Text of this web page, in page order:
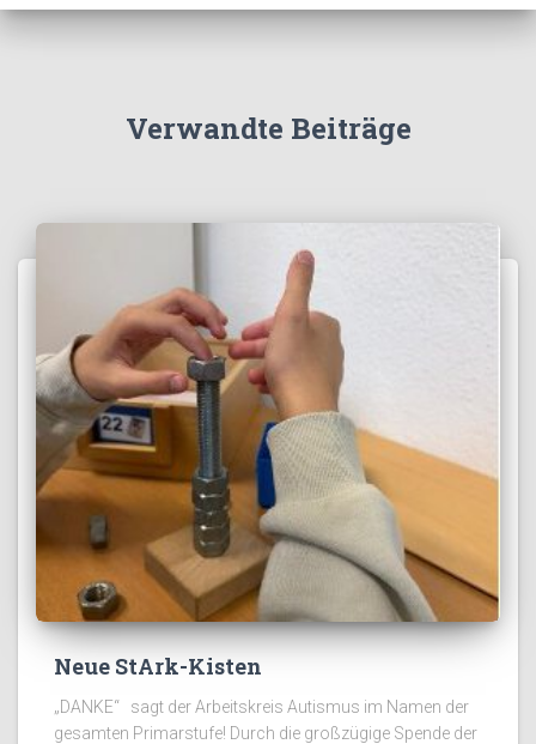
Verwandte Beiträge
Neue StArk-Kisten
„DANKE“ sagt der Arbeitskreis Autismus im Namen der
gesamten Primarstufe! Durch die großzügige Spende der